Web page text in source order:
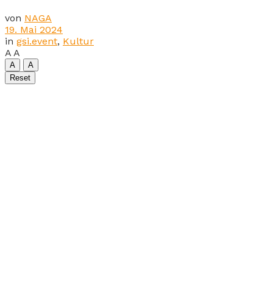
von NAGA
19. Mai 2024
in gsi.event, Kultur
A A
A
A
Reset